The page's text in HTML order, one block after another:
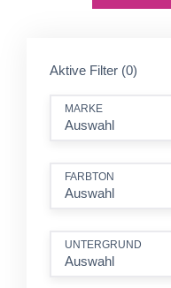
Aktive Filter (0)
MARKE
Auswahl
FARBTON
Auswahl
UNTERGRUND
Auswahl